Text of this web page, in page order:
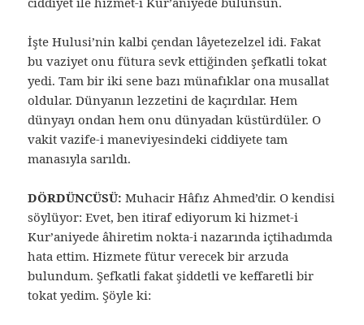
İşte Hulusi’nin kalbi çendan lâyetezelzel idi. Fakat
bu vaziyet onu fütura sevk ettiğinden şefkatli tokat
yedi. Tam bir iki sene bazı münafıklar ona musallat
oldular. Dünyanın lezzetini de kaçırdılar. Hem
dünyayı ondan hem onu dünyadan küstürdüler. O
vakit vazife-i maneviyesindeki ciddiyete tam
manasıyla sarıldı.
DÖRDÜNCÜSÜ: Muhacir Hâfız Ahmed’dir. O kendisi
söylüyor: Evet, ben itiraf ediyorum ki hizmet-i
Kur’aniyede âhiretim nokta-i nazarında içtihadımda
hata ettim. Hizmete fütur verecek bir arzuda
bulundum. Şefkatli fakat şiddetli ve keffaretli bir
tokat yedim. Şöyle ki: